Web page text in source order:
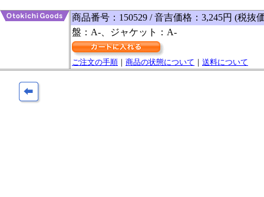
商品番号：150529 / 音吉価格：3,245円 (税抜
盤：A-、ジャケット：A-
ご注文の手順 ｜ 商品の状態について ｜ 送料について